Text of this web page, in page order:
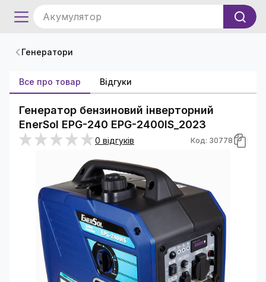
Акумулятор
Генератори
Все про товар Відгуки
Генератор бензиновий інверторний
EnerSol EPG-240 EPG-2400IS_2023
0 відгуків Код: 30778